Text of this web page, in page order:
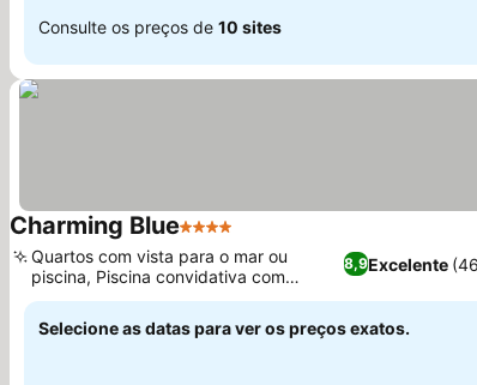
Consulte os preços de 10 sites
Charming Blue4 Estrelas
8,9Excelente
Quartos com vista para o mar ou
piscina, Piscina convidativa com
espreguiçadeiras
Selecione as datas para ver os preços exatos.